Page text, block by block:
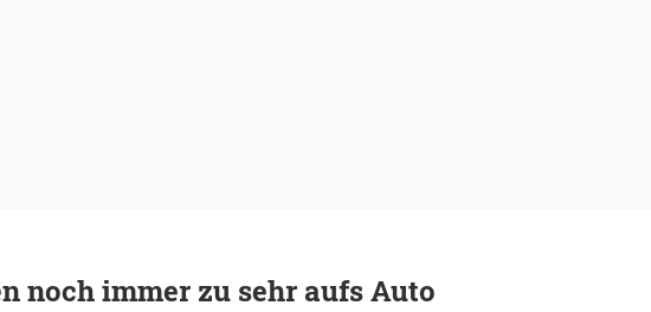
noch immer zu sehr aufs Auto